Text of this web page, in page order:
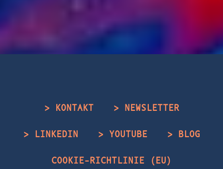
> KONTAKT > NEWSLETTER
> LINKEDIN > YOUTUBE > BLOG
COOKIE-RICHTLINIE (EU)